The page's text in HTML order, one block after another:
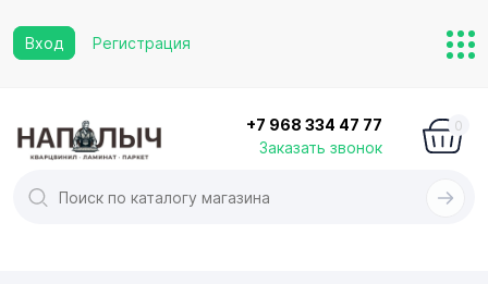
Вход Регистрация
+7 968 334 47 77
Заказать звонок
0